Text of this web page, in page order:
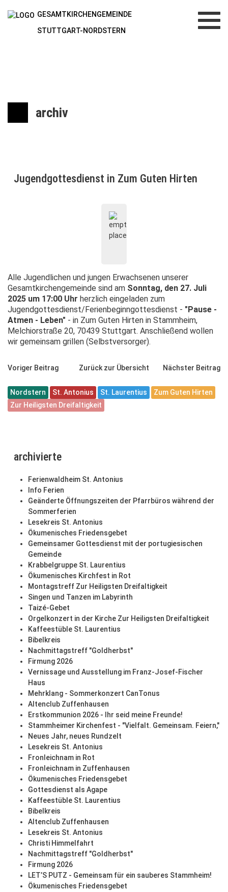
GESAMTKIRCHENGEMEINDE
STUTTGART-NORDSTERN
archiv
Jugendgottesdienst in Zum Guten Hirten
Alle Jugendlichen und jungen Erwachsenen unserer
Gesamtkirchengemeinde sind am Sonntag, den 27. Juli
2025 um 17:00 Uhr herzlich eingeladen zum
Jugendgottesdienst/Ferienbeginngottesdienst - "Pause -
Atmen - Leben" - in Zum Guten Hirten in Stammheim,
Melchiorstraße 20, 70439 Stuttgart. Anschließend wollen
wir gemeinsam grillen (Selbstversorger).
Voriger Beitrag Zurück zur Übersicht Nächster Beitrag
Nordstern St. Antonius St. Laurentius
Zum Guten Hirten
Zur Heiligsten Dreifaltigkeit
archivierte
Ferienwaldheim St. Antonius
Info Ferien
Geänderte Öffnungszeiten der Pfarrbüros während der
Sommerferien
Lesekreis St. Antonius
Ökumenisches Friedensgebet
Gemeinsamer Gottesdienst mit der portugiesischen
Gemeinde
Krabbelgruppe St. Laurentius
Ökumenisches Kirchfest in Rot
Montagstreff Zur Heiligsten Dreifaltigkeit
Singen und Tanzen im Labyrinth
Taizé-Gebet
Orgelkonzert in der Kirche Zur Heiligsten Dreifaltigkeit
Kaffeestüble St. Laurentius
Bibelkreis
Nachmittagstreff "Goldherbst"
Firmung 2026
Vernissage und Ausstellung im Franz-Josef-Fischer
Haus
Mehrklang - Sommerkonzert CanTonus
Altenclub Zuffenhausen
Erstkommunion 2026 - Ihr seid meine Freunde!
Stammheimer Kirchenfest - "Vielfalt. Gemeinsam. Feiern,"
Neues Jahr, neues Rundzelt
Lesekreis St. Antonius
Fronleichnam in Rot
Fronleichnam in Zuffenhausen
Ökumenisches Friedensgebet
Gottesdienst als Agape
Kaffeestüble St. Laurentius
Bibelkreis
Altenclub Zuffenhausen
Lesekreis St. Antonius
Christi Himmelfahrt
Nachmittagstreff "Goldherbst"
Firmung 2026
LET’S PUTZ - Gemeinsam für ein sauberes Stammheim!
Ökumenisches Friedensgebet